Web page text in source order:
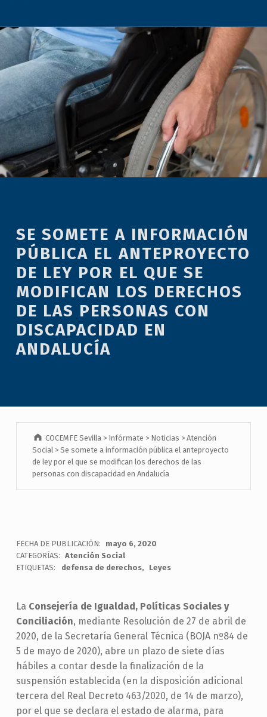
SE SOMETE A INFORMACIÓN
PÚBLICA EL ANTEPROYECTO
DE LEY POR EL QUE SE
MODIFICAN LOS DERECHOS
DE LAS PERSONAS CON
DISCAPACIDAD EN
ANDALUCÍA
COCEMFE Sevilla > Infórmate > Noticias >Atención
Social > Se somete a información pública el anteproyecto
de ley por el que se modifican los derechos de las
personas con discapacidad en Andalucía
FECHA DE PUBLICACIÓN:
mayo 6, 2020
CATEGORÍAS: Atención Social
ETIQUETAS:
defensa de derechos Leyes
La Consejería de Igualdad, Políticas Sociales y
Conciliación, mediante Resolución de 27 de abril de
2020, de la Secretaría General Técnica (BOJA nº84 de
5 de mayo de 2020), abre un plazo de siete días
hábiles a contar desde la finalización de la
suspensión establecida (en la disposición adicional
tercera del Real Decreto 463/2020, de 14 de marzo),
por el que se declara el estado de alarma, para